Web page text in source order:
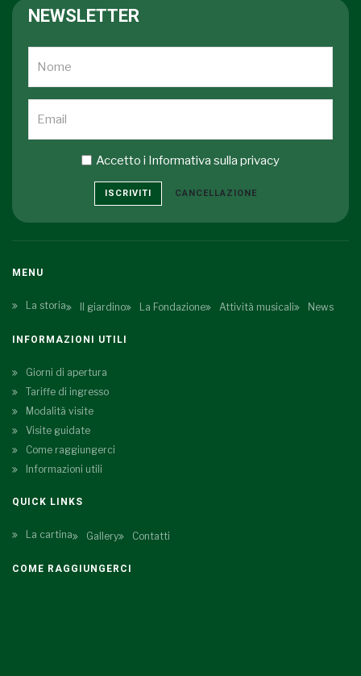
NEWSLETTER
Accetto i Informativa sulla privacy
ISCRIVITI CANCELLAZIONE
MENU
La storia Il giardino La Fondazione Attività musicali News
INFORMAZIONI UTILI
Giorni di apertura
Tariffe di ingresso
Modalità visite
Visite guidate
Come raggiungerci
Informazioni utili
QUICK LINKS
La cartina Gallery Contatti
COME RAGGIUNGERCI